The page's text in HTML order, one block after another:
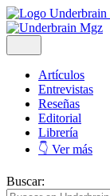
Artículos
Entrevistas
Reseñas
Editorial
Librería
👇 Ver más
Buscar: